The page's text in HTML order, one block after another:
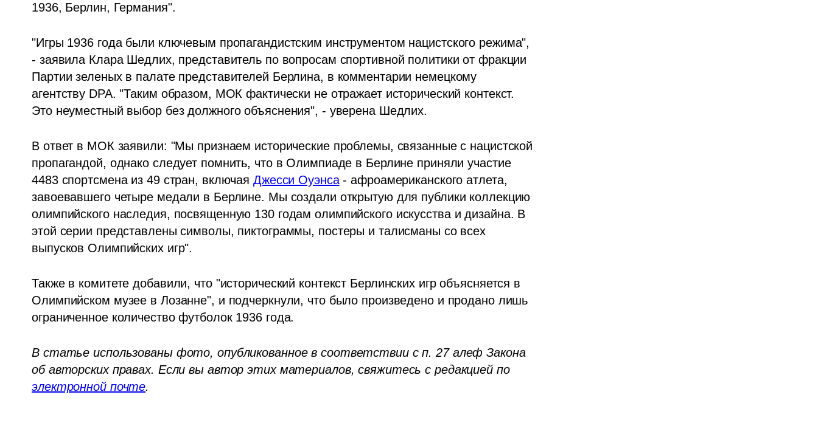
1936, Берлин, Германия".
"Игры 1936 года были ключевым пропагандистским инструментом нацистского режима",
- заявила Клара Шедлих, представитель по вопросам спортивной политики от фракции
Партии зеленых в палате представителей Берлина, в комментарии немецкому
агентству DPA. "Таким образом, МОК фактически не отражает исторический контекст.
Это неуместный выбор без должного объяснения", - уверена Шедлих.
В ответ в МОК заявили: "Мы признаем исторические проблемы, связанные с нацистской
пропагандой, однако следует помнить, что в Олимпиаде в Берлине приняли участие
4483 спортсмена из 49 стран, включая Джесси Оуэнса - афроамериканского атлета,
завоевавшего четыре медали в Берлине. Мы создали открытую для публики коллекцию
олимпийского наследия, посвященную 130 годам олимпийского искусства и дизайна. В
этой серии представлены символы, пиктограммы, постеры и талисманы со всех
выпусков Олимпийских игр".
Также в комитете добавили, что "исторический контекст Берлинских игр объясняется в
Олимпийском музее в Лозанне", и подчеркнули, что было произведено и продано лишь
ограниченное количество футболок 1936 года.
В статье использованы фото, опубликованное в соответствии с п. 27 алеф Закона
об авторских правах. Если вы автор этих материалов, свяжитесь с редакцией по
электронной почте.